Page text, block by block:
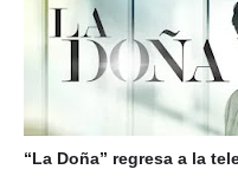
“La Doña” regresa a la